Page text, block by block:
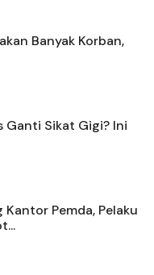
Banyak Korban,
Ganti Sikat Gigi? Ini
Pemda, Pelaku